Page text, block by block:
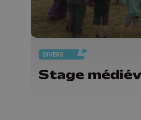
DIVERS
Stage